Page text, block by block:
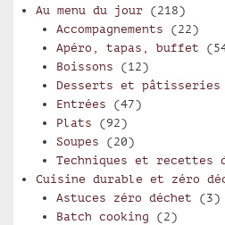
Au menu du jour (218)
Accompagnements (22)
Apéro, tapas, buffet
Boissons (12)
Desserts et pâtisseries
Entrées (47)
Plats (92)
Soupes (20)
Techniques et recettes
Cuisine durable et zéro
Astuces zéro déchet (3)
Batch cooking (2)